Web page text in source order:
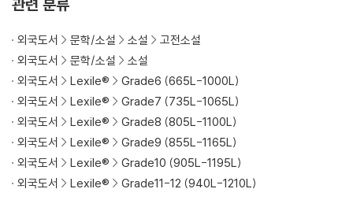
관련 분류
외국도서 문학/소설 소설
고전소설
외국도서
문학/소설
소설
외국도서
Lexile®
Grade6 (665L-1000L)
외국도서
Lexile®
Grade7 (735L-1065L)
외국도서
Lexile®
Grade8 (805L-1100L)
외국도서
Lexile®
Grade9 (855L-1165L)
외국도서
Lexile®
Grade10 (905L-1195L)
외국도서
Lexile® Grade11-12 (940L-1210L)